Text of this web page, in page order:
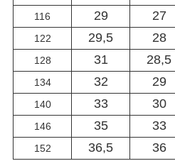
116 29 27
122 29,5 28
128 31 28,5
134 32 29
140 33 30
146 35 33
152 36,5 36